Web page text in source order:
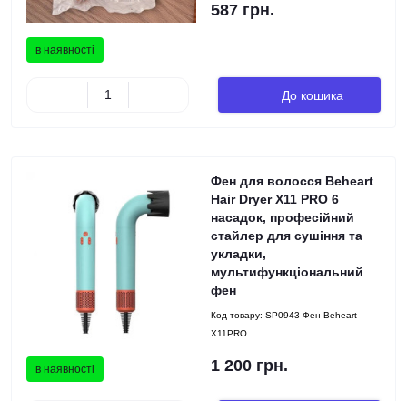
в наявності
587 грн.
До кошика
в наявності
Фен для волосся Beheart
Hair Dryer X11 PRO 6
насадок, професійний
стайлер для сушіння та
укладки,
мультифункціональний
фен
Код товару: SP0943 Фен Beheart
X11PRO
1 200 грн.